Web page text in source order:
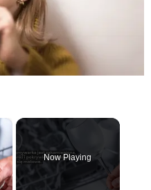
Now Playing